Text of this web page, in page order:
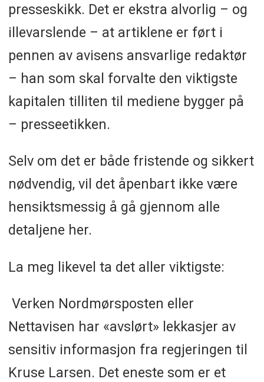
presseskikk. Det er ekstra alvorlig – og
illevarslende – at artiklene er ført i
pennen av avisens ansvarlige redaktør
– han som skal forvalte den viktigste
kapitalen tilliten til mediene bygger på
– presseetikken.
Selv om det er både fristende og sikkert
nødvendig, vil det åpenbart ikke være
hensiktsmessig å gå gjennom alle
detaljene her.
La meg likevel ta det aller viktigste:
Verken Nordmørsposten eller
Nettavisen har «avslørt» lekkasjer av
sensitiv informasjon fra regjeringen til
Kruse Larsen. Det eneste som er et